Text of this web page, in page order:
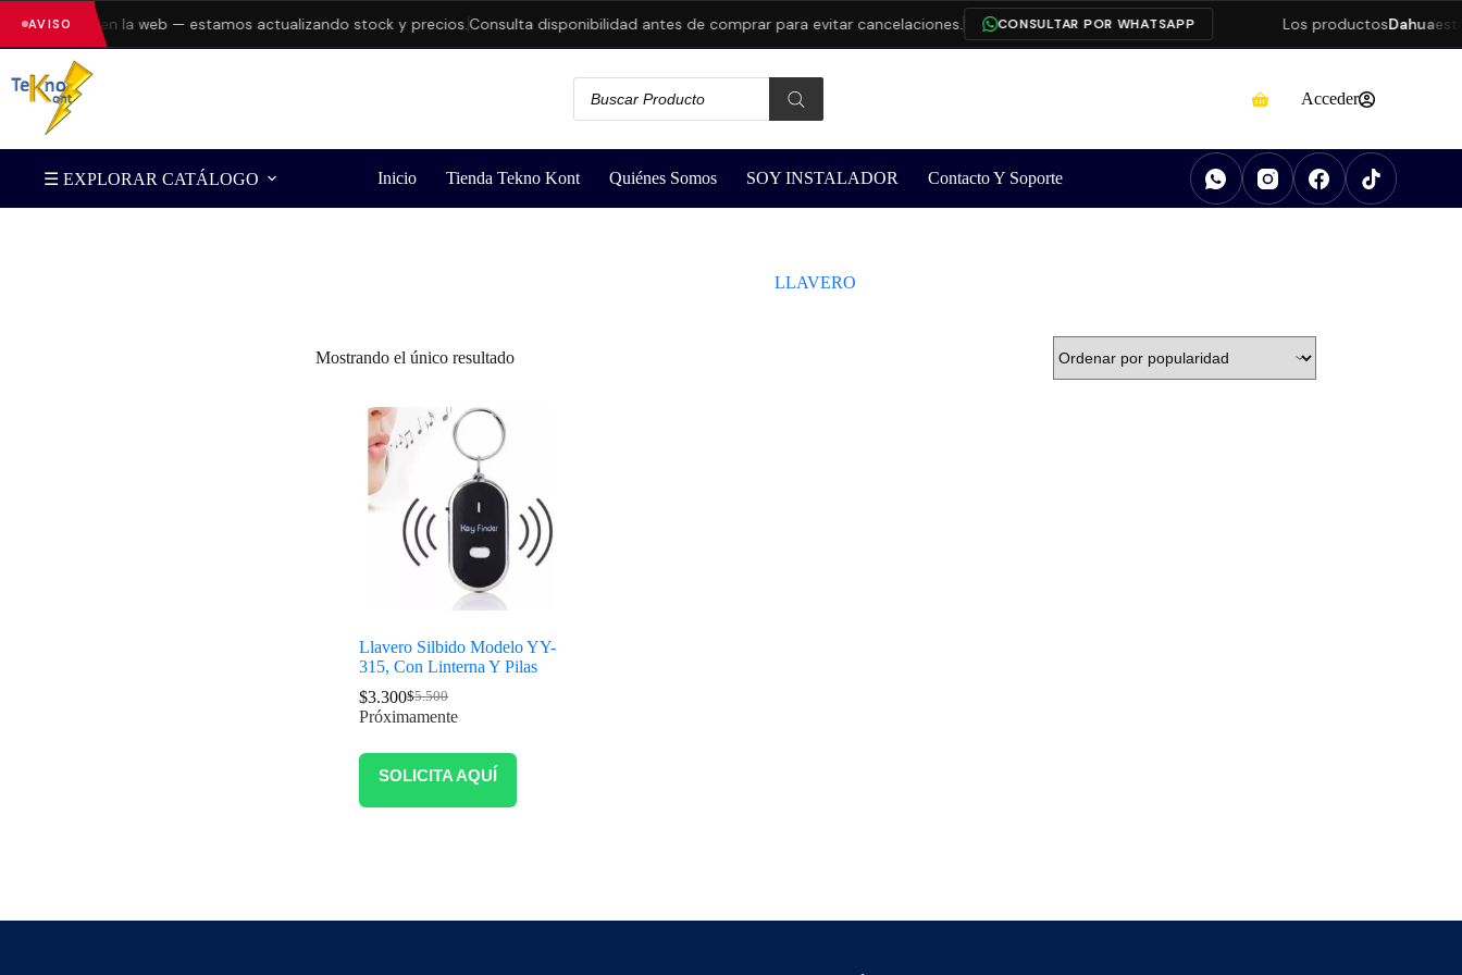
AVISO
errores en la web — estamos actualizando stock y precios.Consulta disponibilidad antes de comprar para evitar cancelaciones. CONSULTAR POR WHATSAPP Los productosDahua
Acceder
☰ EXPLORAR CATÁLOGO Inicio Tienda Tekno Kont Quiénes Somos SOY INSTALADOR Contacto Y Soporte
LLAVERO
Mostrando el único resultado
Llavero Silbido Modelo YY-
315, Con Linterna Y Pilas
$5.500
$3.300
Próximamente
SOLICITA AQUÍ